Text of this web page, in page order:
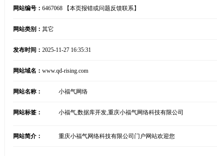
网站编号： 6467068 【本页报错或问题反馈联系】
网站类别： 其它
发布时间： 2025-11-27 16:35:31
网站域名： www.qd-rising.com
网站名称： 小福气网络
网站标签： 小福气,数据库开发,重庆小福气网络科技有限公司
网站简介： 重庆小福气网络科技有限公司门户网站欢迎您